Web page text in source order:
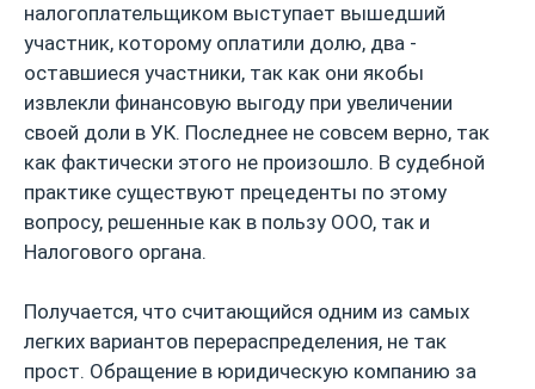
налогоплательщиком выступает вышедший
участник, которому оплатили долю, два -
оставшиеся участники, так как они якобы
извлекли финансовую выгоду при увеличении
своей доли в УК. Последнее не совсем верно, так
как фактически этого не произошло. В судебной
практике существуют прецеденты по этому
вопросу, решенные как в пользу ООО, так и
Налогового органа.
Получается, что считающийся одним из самых
легких вариантов перераспределения, не так
прост. Обращение в юридическую компанию за